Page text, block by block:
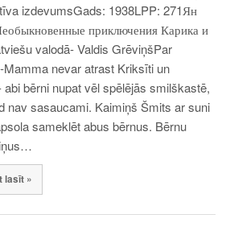
izdevumsGads: 1938LPP: 271Ян
приключения Карика и
valodā- Valdis GrēviņšPar
Mamma nevar atrast Kriksīti un
abi bērni nupat vēl spēlējās smilškastē,
nav sasaucami. Kaimiņš Šmits ar suni
sameklēt abus bērnus. Bērnu
lasīt »